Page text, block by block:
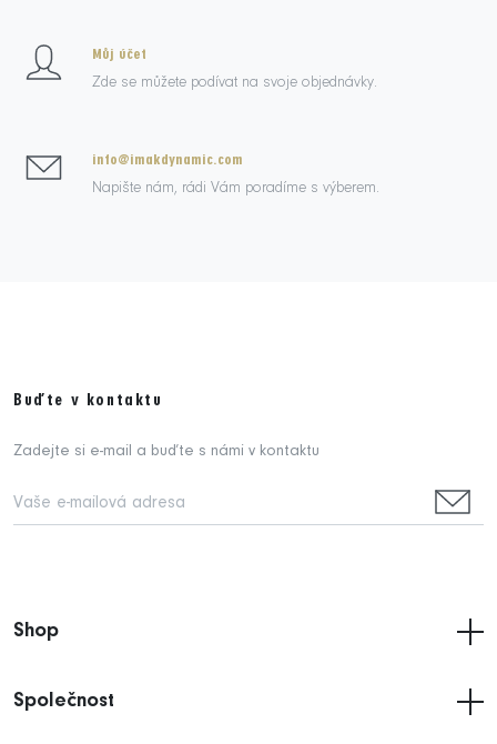
Můj účet
Zde se můžete podívat na svoje objednávky.
info@imakdynamic.com
Napište nám, rádi Vám poradíme s výberem.
Buďte v kontaktu
Zadejte si e-mail a buďte s námi v kontaktu
Shop
Společnost